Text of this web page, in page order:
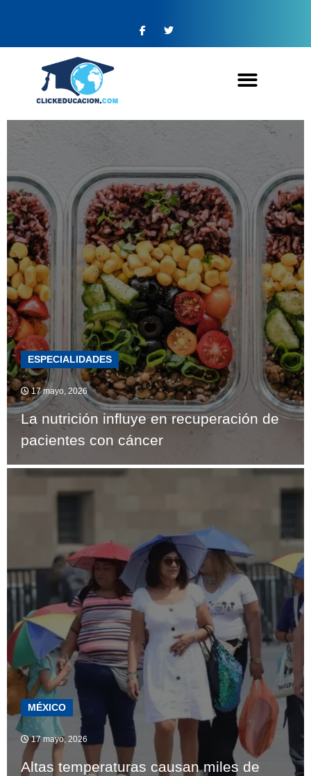
ESPECIALIDADES
17 mayo, 2026
La nutrición influye en recuperación de
pacientes con cáncer
MÉXICO
17 mayo, 2026
Altas temperaturas causan miles de